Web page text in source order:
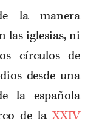
la manera
las iglesias, ni
círculos de
desde una
la española
de laXXIV